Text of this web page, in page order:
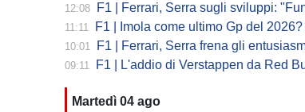
12:08 F1 | Ferrari, Serra sugli sviluppi:
11:11 F1 | Imola come ultimo Gp del 2026? Antonelli o
10:01 F1 | Ferrari, Serra frena gli entusiasmi: "A fine
09:11 F1 | L'addio di Verstappen da Red Bull potrebbe far
Martedì 04 ago